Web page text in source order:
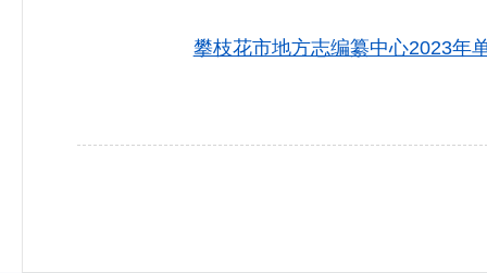
攀枝花市地方志编纂中心2023年